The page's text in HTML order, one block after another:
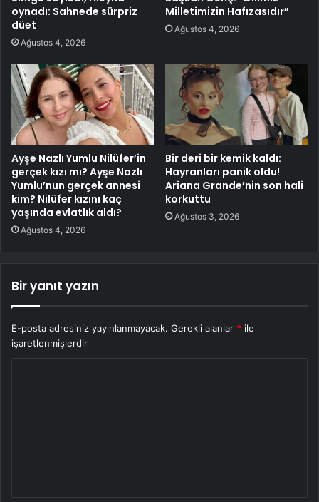
oynadı: Sahnede sürpriz
düet
Ağustos 4, 2026
Milletimizin Hafızasıdır”
Ağustos 4, 2026
Ayşe Nazlı Yumlu Nilüfer’in
gerçek kızı mı? Ayşe Nazlı
Yumlu’nun gerçek annesi
kim? Nilüfer kızını kaç
yaşında evlatlık aldı?
Ağustos 4, 2026
Bir deri bir kemik kaldı:
Hayranları panik oldu!
Ariana Grande’nin son hali
korkuttu
Ağustos 3, 2026
Bir yanıt yazın
E-posta adresiniz yayınlanmayacak. Gerekli alanlar * ile
işaretlenmişlerdir